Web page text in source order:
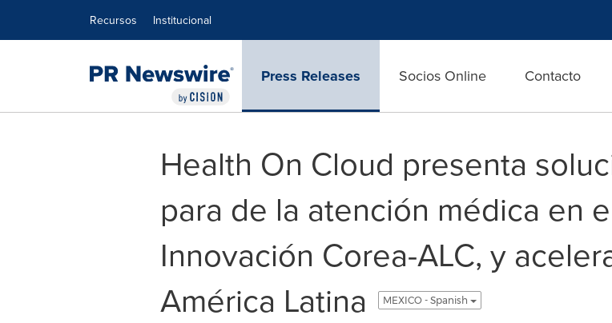
Recursos Institucional
Press Releases Socios Online Contacto
Health On Cloud presenta
para de la atención médica en
Innovación Corea-ALC, y
América Latina
MEXICO - Spanish